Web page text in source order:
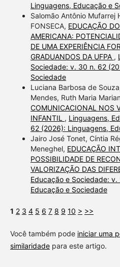
Linguagens, Educação e
Salomão Antônio Mufarrej
FONSECA, EDUCAÇÃO
AMERICANA:
DE UMA EXPERIÊNCIA
GRADUANDOS DA UFPA ,
Sociedade: v. 30 n. 62
Sociedade
Luciana Barbosa de
Mendes, Ruth Maria
COMUNICACIONAL NOS
INFANTIL , Linguagens,
62 (2026): Linguagens,
Jairo José Tonet, Cíntia
Meneghel, EDUCAÇÃO
POSSIBILIDADE DE
VALORIZAÇÃO DAS
Educação e Sociedade:
Educação e Sociedade
1 2 3 4 5 6 7 8 9 10 > >>
Você também pode iniciar uma
similaridadepara este artigo.